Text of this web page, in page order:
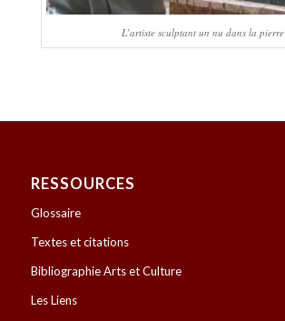
L’artiste sculptant un nu dans la pierre
RESSOURCES
Glossaire
Textes et citations
Bibliographie Arts et Culture
Les Liens